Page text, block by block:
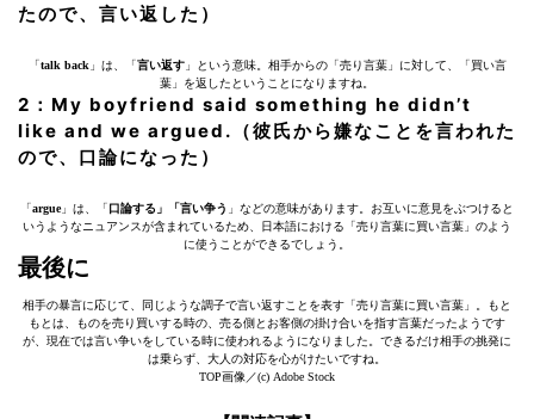
たので、言い返した）
「talk back 」は、「言い返す」という意味。相手からの「売り言葉」に対して、「買い言
葉」を返したということになりますね。
2：My boyfriend said something he didn’t
like and we argued.（彼氏から嫌なことを言われた
ので、口論になった）
「argue」は、「口論する」「言い争う 」などの意味があります。お互いに意見をぶつけると
いうようなニュアンスが含まれているため、日本語における「売り言葉に買い言葉」のよう
に使うことができるでしょう。
最後に
相手の暴言に応じて、同じような調子で言い返すことを表す「売り言葉に買い言葉」。もと
もとは、ものを売り買いする時の、売る側とお客側の掛け合いを指す言葉だったようです
が、現在では言い争いをしている時に使われるようになりました。できるだけ相手の挑発に
は乗らず、大人の対応を心がけたいですね。
TOP画像／(c) Adobe Stock